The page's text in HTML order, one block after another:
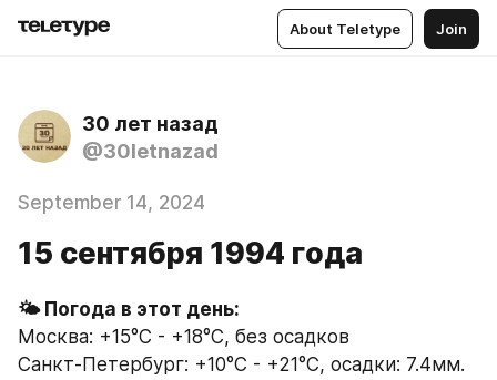
About Teletype Join
30 лет назад
@30letnazad
September 14, 2024
15 сентября 1994 года
Москва: +15°C - +18°C, без осадков
Санкт-Петербург: +10°C - +21°C, осадки: 7.4мм.